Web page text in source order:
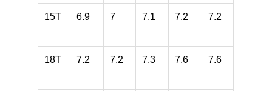
15T 6.9 7 7.1 7.2 7.2
18T 7.2 7.2 7.3 7.6 7.6